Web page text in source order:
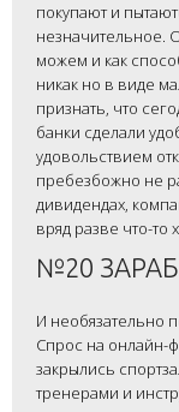
покупают и
незначительное.
можем и как
никак но в виде
признать, что
банки сделали
удовольствием
пребезбожно не
дивидендах,
вряд разве что-
№20
И необязательно
Спрос на онлайн-
закрылись
тренерами и